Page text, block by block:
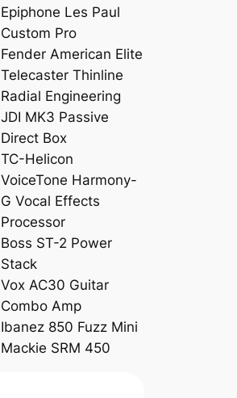
Epiphone Les Paul
Custom Pro
Fender American Elite
Telecaster Thinline
Radial Engineering
JDI MK3 Passive
Direct Box
TC-Helicon
VoiceTone Harmony-
G Vocal Effects
Processor
Boss ST-2 Power
Stack
Vox AC30 Guitar
Combo Amp
Ibanez 850 Fuzz Mini
Mackie SRM 450